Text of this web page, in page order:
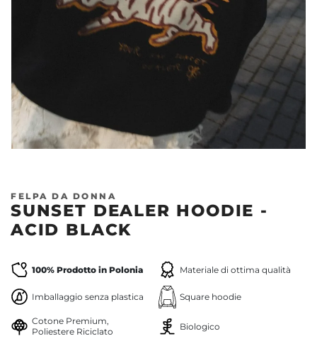
FELPA DA DONNA
SUNSET DEALER HOODIE -
ACID BLACK
100% Prodotto in Polonia Materiale di ottima qualità
Imballaggio senza plastica Square hoodie
Cotone Premium,
Poliestere Riciclato
Biologico